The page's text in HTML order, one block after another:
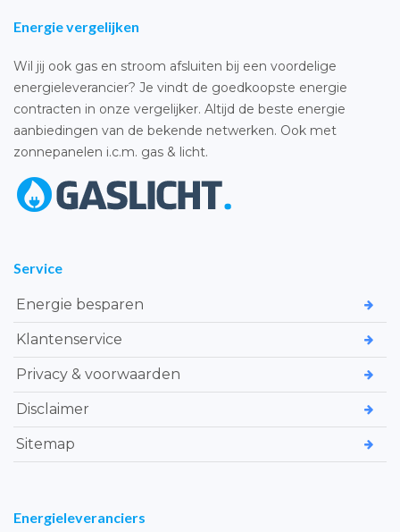
Energie vergelijken
Wil jij ook gas en stroom afsluiten bij een voordelige
energieleverancier? Je vindt de goedkoopste energie
contracten in onze vergelijker. Altijd de beste energie
aanbiedingen van de bekende netwerken. Ook met
zonnepanelen i.c.m. gas & licht.
Service
Energie besparen
Klantenservice
Privacy & voorwaarden
Disclaimer
Sitemap
Energieleveranciers